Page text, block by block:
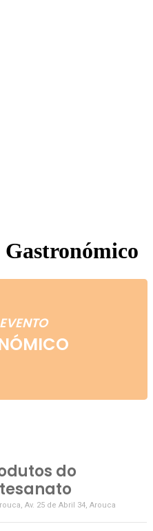
do
, Av. 25 de Abril 34, Arouca